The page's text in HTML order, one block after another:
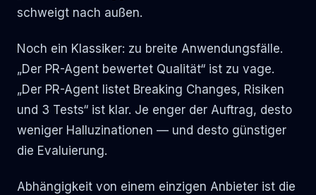
schweigt nach außen.
Noch ein Klassiker: zu breite Anwendungsfälle.
„Der PR-Agent bewertet Qualität“ ist zu vage.
„Der PR-Agent listet Breaking Changes, Risiken
und 3 Tests“ ist klar. Je enger der Auftrag, desto
weniger Halluzinationen — und desto günstiger
die Evaluierung.
Abhängigkeit von einem einzigen Anbieter ist die